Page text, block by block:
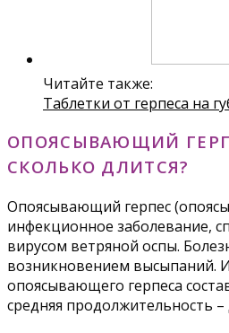
Читайте также:
Таблетки от герпеса на
ОПОЯСЫВАЮЩИЙ
СКОЛЬКО ДЛИТСЯ?
Опоясывающий герпес
инфекционное заболевание,
вирусом ветряной оспы.
возникновением высыпаний.
опоясывающего герпеса
средняя продолжительность –